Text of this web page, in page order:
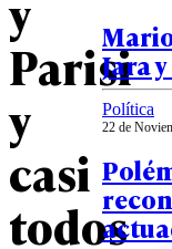
Parisi
y
casi
todos
Jara
Política
22 de